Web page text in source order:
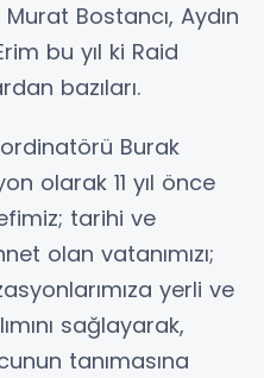
Bostancı, Aydın
bu yıl ki Raid
bazıları.
Burak
olarak 11 yıl önce
tarihi ve
olan vatanımızı;
yerli ve
sağlayarak,
tanımasına